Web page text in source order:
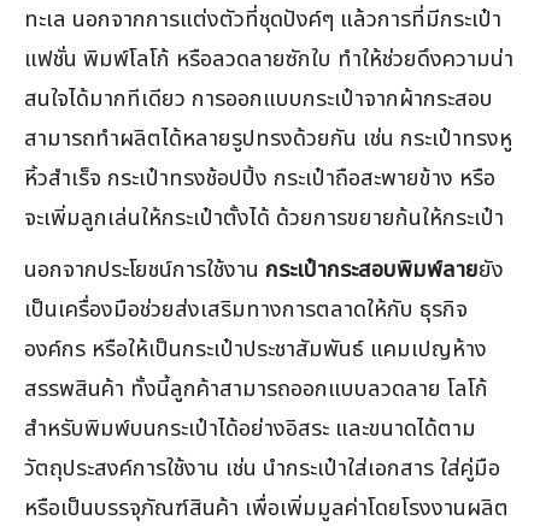
ทะเล นอกจากการแต่งตัวที่ชุดปังค์ๆ แล้วการที่มีกระเป๋า
แฟชั่น พิมพ์โลโก้ หรือลวดลายซักใบ ทำให้ช่วยดึงความน่า
สนใจได้มากทีเดียว การออกแบบกระเป๋าจากผ้ากระสอบ
สามารถทำผลิตได้หลายรูปทรงด้วยกัน เช่น กระเป๋าทรงหู
หิ้วสำเร็จ กระเป๋าทรงช้อปปิ้ง กระเป๋าถือสะพายข้าง หรือ
จะเพิ่มลูกเล่นให้กระเป๋าตั้งได้ ด้วยการขยายก้นให้กระเป๋า
นอกจากประโยชน์การใช้งาน กระเป๋ากระสอบพิมพ์ลายยัง
เป็นเครื่องมือช่วยส่งเสริมทางการตลาดให้กับ ธุรกิจ
องค์กร หรือให้เป็นกระเป๋าประชาสัมพันธ์ แคมเปญห้าง
สรรพสินค้า ทั้งนี้ลูกค้าสามารถออกแบบลวดลาย โลโก้
สำหรับพิมพ์บนกระเป๋าได้อย่างอิสระ และขนาดได้ตาม
วัตถุประสงค์การใช้งาน เช่น นำกระเป๋าใส่เอกสาร ใส่คู่มือ
หรือเป็นบรรจุภัณฑ์สินค้า เพื่อเพิ่มมูลค่าโดยโรงงานผลิต